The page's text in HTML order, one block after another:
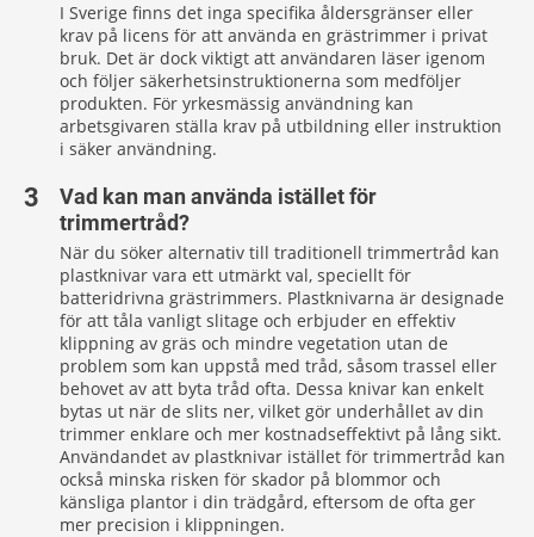
I Sverige finns det inga specifika åldersgränser eller
krav på licens för att använda en grästrimmer i privat
bruk. Det är dock viktigt att användaren läser igenom
och följer säkerhetsinstruktionerna som medföljer
produkten. För yrkesmässig användning kan
arbetsgivaren ställa krav på utbildning eller instruktion
i säker användning.
Vad kan man använda istället för
trimmertråd?
När du söker alternativ till traditionell trimmertråd kan
plastknivar vara ett utmärkt val, speciellt för
batteridrivna grästrimmers. Plastknivarna är designade
för att tåla vanligt slitage och erbjuder en effektiv
klippning av gräs och mindre vegetation utan de
problem som kan uppstå med tråd, såsom trassel eller
behovet av att byta tråd ofta. Dessa knivar kan enkelt
bytas ut när de slits ner, vilket gör underhållet av din
trimmer enklare och mer kostnadseffektivt på lång sikt.
Användandet av plastknivar istället för trimmertråd kan
också minska risken för skador på blommor och
känsliga plantor i din trädgård, eftersom de ofta ger
mer precision i klippningen.